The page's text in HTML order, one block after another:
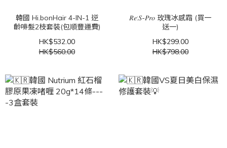
韓國 Hi.bonHair 4-IN-1 逆
齡啡髮2枝套裝(包順豐運費)
HK$532.00
HK$560.00
𝑅𝑒:𝑆-𝑃𝑟𝑜 玫瑰冰感霜 (買一
送一)
HK$299.00
HK$798.00